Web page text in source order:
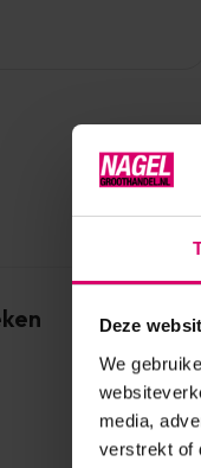
Deze
We
media,
verstrekt of